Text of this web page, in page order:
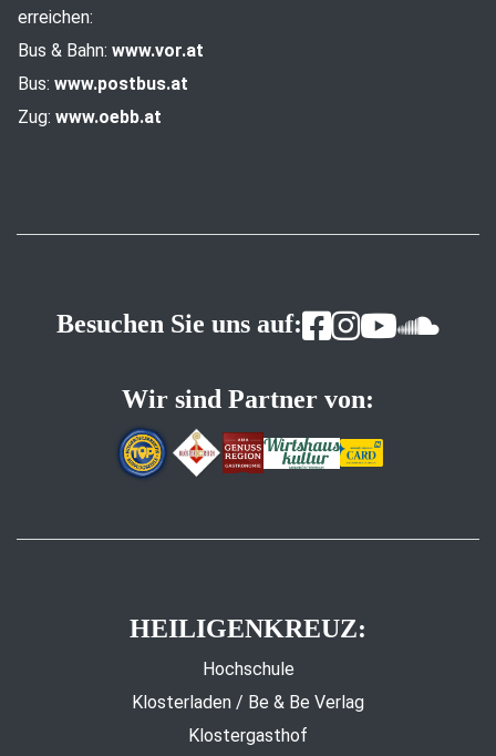
erreichen:
Bus & Bahn: www.vor.at
Bus: www.postbus.at
Zug: www.oebb.at
Besuchen Sie uns auf:
Wir sind Partner von:
HEILIGENKREUZ:
Hochschule
Klosterladen / Be & Be Verlag
Klostergasthof